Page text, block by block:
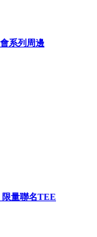
系列周邊
限量聯名TEE